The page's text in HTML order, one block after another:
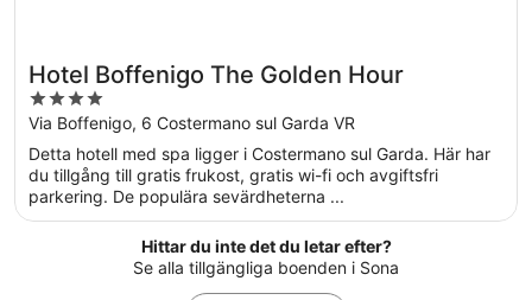
Hotel Boffenigo The Golden Hour
4
out
of
5
Via Boffenigo, 6 Costermano sul Garda VR
Detta hotell med spa ligger i Costermano sul Garda. Här har
du tillgång till gratis frukost, gratis wi-fi och avgiftsfri
parkering. De populära sevärdheterna ...
Hittar du inte det du letar efter?
Se alla tillgängliga boenden i Sona